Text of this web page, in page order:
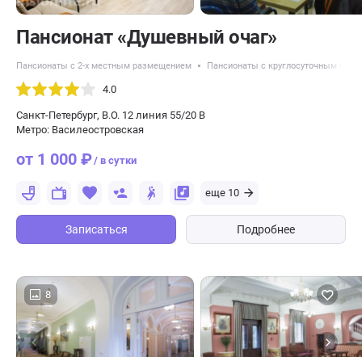
Пансионат «Душевный очаг»
Пансионаты с 2-х местным размещением Пансионаты с круглосуточным
4.0
Санкт-Петербург, В.О. 12 линия 55/20 В
Метро: Василеостровская
от 1 000 ₽/ в сутки
еще 10
Записаться Подробнее
8